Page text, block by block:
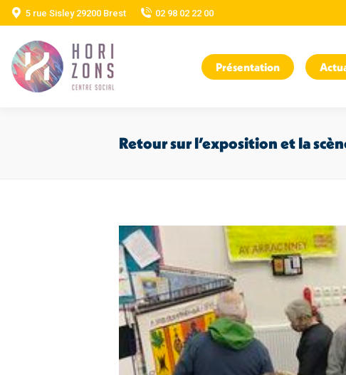
5 rue Sisley 29200 Brest 02 98 02 22 00
Présentation
Retour sur l’exposition et la